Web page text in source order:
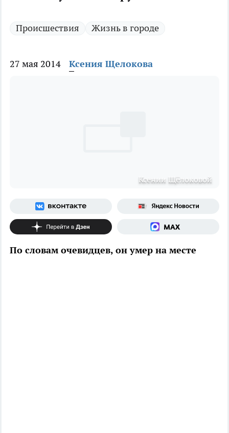
Происшествия Жизнь в городе
27 мая 2014 Ксения Щелокова
Ксении Щёлоковой
По словам очевидцев, он умер на месте